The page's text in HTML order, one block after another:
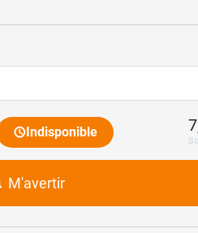
Indisponible
M'avertir